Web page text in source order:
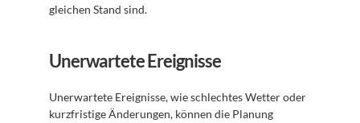
gleichen Stand sind.
Unerwartete Ereignisse
Unerwartete Ereignisse, wie schlechtes Wetter oder
kurzfristige Änderungen, können die Planung